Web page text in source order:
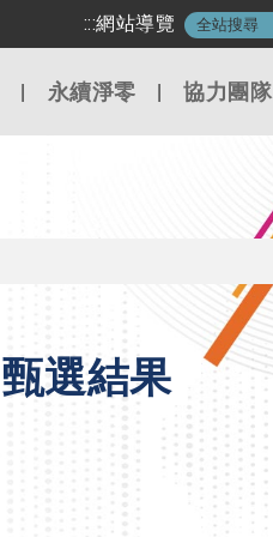
:::網站導覽
永續淨零 協力團隊
選結果